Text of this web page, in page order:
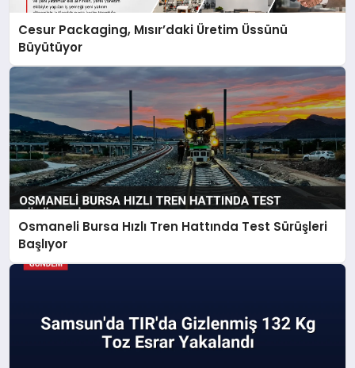
Cesur Packaging, Mısır’daki Üretim Üssünü
Büyütüyor
Osmaneli Bursa Hızlı Tren Hattında Test Sürüşleri
Başlıyor